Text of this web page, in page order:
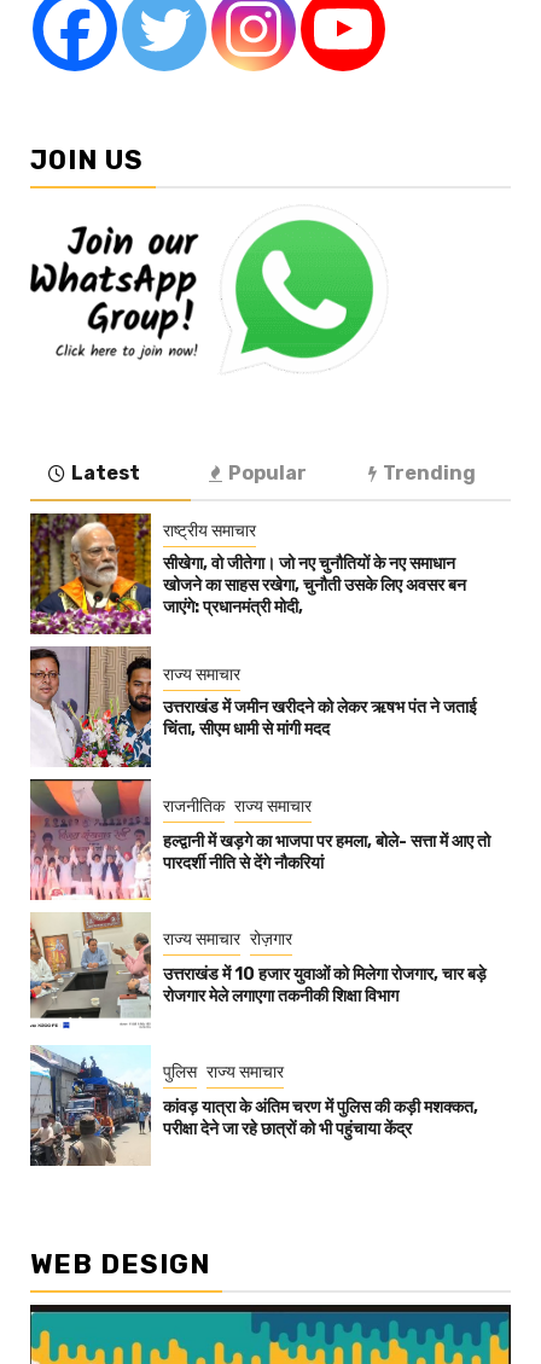
JOIN US
Latest Popular Trending
राष्ट्रीय समाचार
सीखेगा, वो जीतेगा। जो नए चुनौतियों के नए समाधान
खोजने का साहस रखेगा, चुनौती उसके लिए अवसर बन
जाएंगे: प्रधानमंत्री मोदी,
राज्य समाचार
उत्तराखंड में जमीन खरीदने को लेकर ऋषभ पंत ने जताई
चिंता, सीएम धामी से मांगी मदद
राजनीतिक राज्य समाचार
हल्द्वानी में खड़गे का भाजपा पर हमला, बोले- सत्ता में आए तो
पारदर्शी नीति से देंगे नौकरियां
राज्य समाचार रोज़गार
उत्तराखंड में 10 हजार युवाओं को मिलेगा रोजगार, चार बड़े
रोजगार मेले लगाएगा तकनीकी शिक्षा विभाग
पुलिस राज्य समाचार
कांवड़ यात्रा के अंतिम चरण में पुलिस की कड़ी मशक्कत,
परीक्षा देने जा रहे छात्रों को भी पहुंचाया केंद्र
WEB DESIGN